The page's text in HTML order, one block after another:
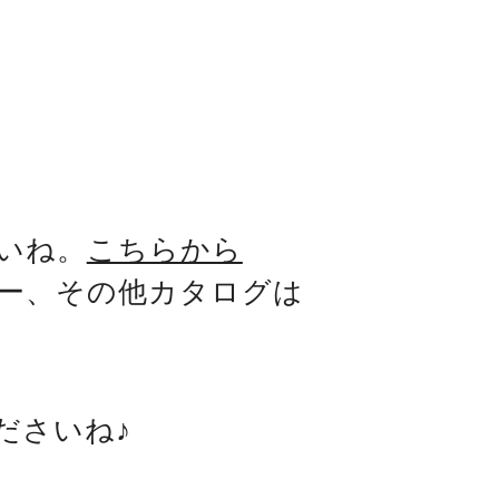
ね。
こちらから
、その他カタログは
さいね♪